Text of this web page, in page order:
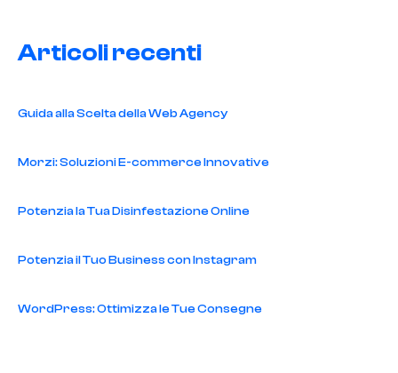
Articoli recenti
Guida alla Scelta della Web Agency
Morzi: Soluzioni E-commerce Innovative
Potenzia la Tua Disinfestazione Online
Potenzia il Tuo Business con Instagram
WordPress: Ottimizza le Tue Consegne